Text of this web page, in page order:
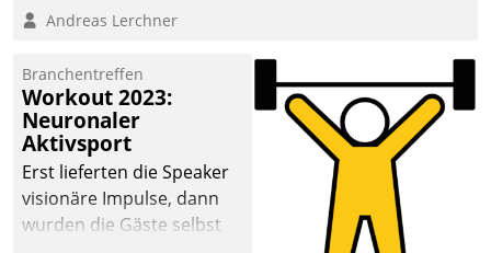
Andreas Lerchner
Branchentreffen
Workout 2023:
Neuronaler
Aktivsport
Erst lieferten die Speaker
visionäre Impulse, dann
wurden die Gäste selbst